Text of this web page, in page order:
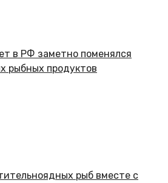
в РФ заметно поменялся
рыбных продуктов
рыб вместе с